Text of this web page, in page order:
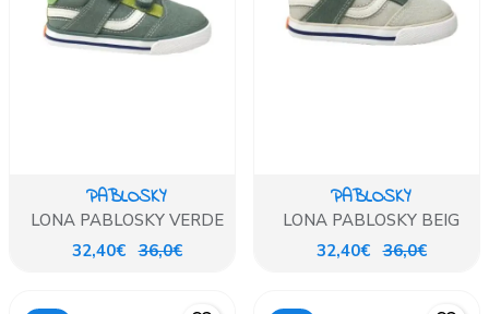
PABLOSKY
LONA PABLOSKY VERDE
32,40€ 36,0€
PABLOSKY
LONA PABLOSKY BEIG
32,40€ 36,0€